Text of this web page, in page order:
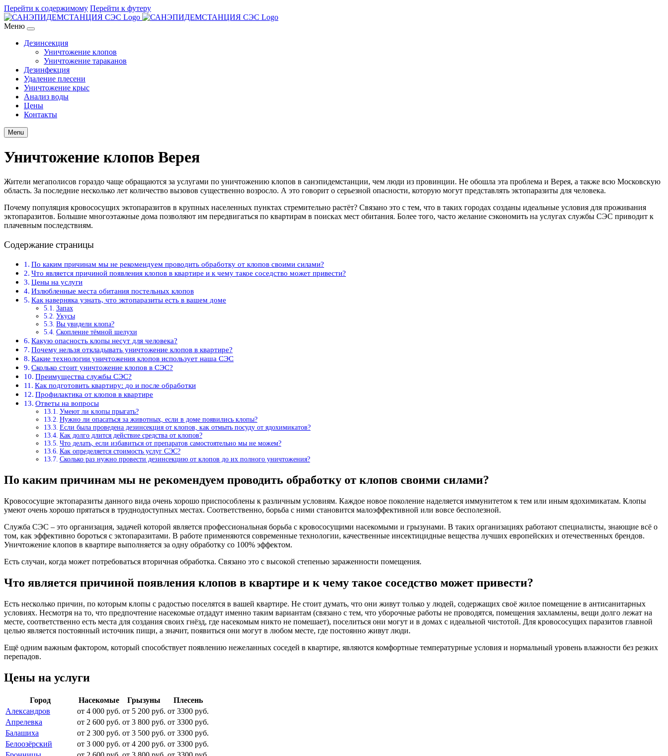
Перейти к содержимому Перейти к футеру
Меню
Дезинсекция
Уничтожение клопов
Уничтожение тараканов
Дезинфекция
Удаление плесени
Уничтожение крыс
Анализ воды
Цены
Контакты
Menu
Уничтожение клопов Верея
Жители мегаполисов гораздо чаще обращаются за услугами по уничтожению клопов в санэпидемстанции, чем люди из провинции. Не обошла эта проблема и Верея, а также всю Московскую
область. За последние несколько лет количество вызовов существенно возросло. А это говорит о серьезной опасности, которую могут представлять эктопаразиты для человека.
Почему популяция кровососущих эктопаразитов в крупных населенных пунктах стремительно растёт? Связано это с тем, что в таких городах созданы идеальные условия для проживания
эктопаразитов. Большие многоэтажные дома позволяют им передвигаться по квартирам в поисках мест обитания. Более того, часто желание сэкономить на услугах службы СЭС приводит к
плачевным последствиям.
Содержание страницы
По каким причинам мы не рекомендуем проводить обработку от клопов своими силами?
Что является причиной появления клопов в квартире и к чему такое соседство может привести?
Цены на услуги
Излюбленные места обитания постельных клопов
Как наверняка узнать, что эктопаразиты есть в вашем доме
Запах
Укусы
Вы увидели клопа?
Скопление тёмной шелухи
Какую опасность клопы несут для человека?
Почему нельзя откладывать уничтожение клопов в квартире?
Какие технологии уничтожения клопов использует наша СЭС
Сколько стоит уничтожение клопов в СЭС?
Преимущества службы СЭС?
Как подготовить квартиру: до и после обработки
Профилактика от клопов в квартире
Ответы на вопросы
Умеют ли клопы прыгать?
Нужно ли опасаться за животных, если в доме появились клопы?
Если была проведена дезинсекция от клопов, как отмыть посуду от ядохимикатов?
Как долго длится действие средства от клопов?
Что делать, если избавиться от препаратов самостоятельно мы не можем?
Как определяется стоимость услуг СЭС?
Сколько раз нужно провести дезинсекцию от клопов до их полного уничтожения?
По каким причинам мы не рекомендуем проводить обработку от клопов своими силами?
Кровососущие эктопаразиты данного вида очень хорошо приспособлены к различным условиям. Каждое новое поколение наделяется иммунитетом к тем или иным ядохимикатам. Клопы
умеют очень хорошо прятаться в труднодоступных местах. Соответственно, борьба с ними становится малоэффективной или вовсе бесполезной.
Служба СЭС – это организация, задачей которой является профессиональная борьба с кровососущими насекомыми и грызунами. В таких организациях работают специалисты, знающие всё о
том, как эффективно бороться с эктопаразитами. В работе применяются современные технологии, качественные инсектицидные вещества лучших европейских и отечественных брендов.
Уничтожение клопов в квартире выполняется за одну обработку со 100% эффектом.
Есть случаи, когда может потребоваться вторичная обработка. Связано это с высокой степенью зараженности помещения.
Что является причиной появления клопов в квартире и к чему такое соседство может привести?
Есть несколько причин, по которым клопы с радостью поселятся в вашей квартире. Не стоит думать, что они живут только у людей, содержащих своё жилое помещение в антисанитарных
условиях. Несмотря на то, что предпочтение насекомые отдадут именно таким вариантам (связано с тем, что уборочные работы не проводятся, помещения захламлены, вещи долго лежат на
месте, соответственно есть места для создания своих гнёзд, где насекомым никто не помешает), поселиться они могут и в домах с идеальной чистотой. Для кровососущих паразитов главной
целью является постоянный источник пищи, а значит, появиться они могут в любом месте, где постоянно живут люди.
Ещё одним важным фактором, который способствует появлению нежеланных соседей в квартире, являются комфортные температурные условия и нормальный уровень влажности без резких
перепадов.
Цены на услуги
Город Насекомые Грызуны
Плесень
Александров
от 4 000 руб. от 5 200 руб. от 3300 руб.
Апрелевка
от 2 600 руб. от 3 800 руб. от 3300 руб.
Балашиха
от 2 300 руб. от 3 500 руб. от 3300 руб.
Белоозёрский
от 3 000 руб. от 4 200 руб. от 3300 руб.